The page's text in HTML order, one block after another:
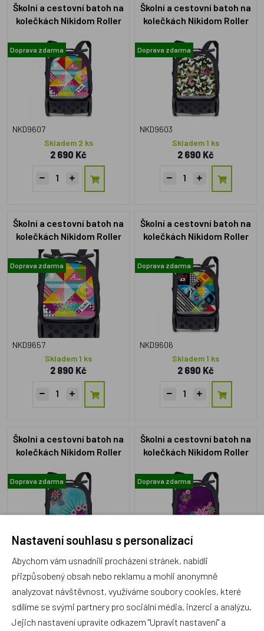
Školní a cestovní batoh na
kolečkách Nikidom Roller
Doprava zdarma
NKD9607
Skladem 2 ks
2 690 Kč
Školní a cestovní batoh na
kolečkách Nikidom Roller
Doprava zdarma
NKD9603
Skladem 1 ks
2 690 Kč
Školní a cestovní batoh na
kolečkách Nikidom Roller
UP Supergirl XL (27l)
Doprava zdarma
NKD9657
Skladem 1 ks
2 890 Kč
Školní a cestovní batoh na
kolečkách Nikidom Roller
Doprava zdarma
NKD9606
Skladem 1 ks
2 690 Kč
Školní a cestovní batoh na
kolečkách Nikidom Roller
Doprava zdarma
NKD9608
Skladem 1 ks
2 790 Kč
Školní a cestovní batoh na
kolečkách Nikidom Roller
Doprava zdarma
NKD9655
Skladem 1 ks
Nastavení souhlasu s personalizací
Abychom vám usnadnili procházení stránek, nabídli
přizpůsobený obsah nebo reklamu a mohli anonymně
analyzovat návštěvnost, využíváme soubory cookies, které
sdílíme se svými partnery pro sociální média, inzerci a analýzu.
Jejich nastavení upravíte odkazem "Upravit nastavení" a